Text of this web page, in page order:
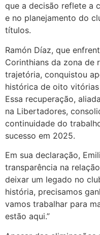
que a decisão reflete a
e no planejamento do
títulos.
Ramón Díaz, que
Corinthians da zona de
trajetória, conquistou
histórica de oito
Essa recuperação,
na Libertadores,
continuidade do
sucesso em 2025.
Em sua declaração,
transparência na
deixar um legado no
história, precisamos
vamos trabalhar para
estão aqui.”